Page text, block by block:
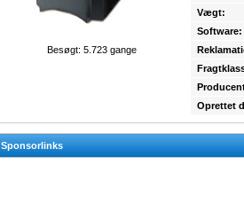
Besøgt: 5.723 gange
Vægt:
Software:
Oprettet
Sponsorlinks